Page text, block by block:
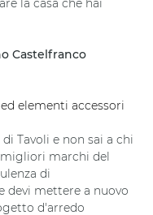
la casa che hai
Castelfranco
elementi accessori
Tavoli e non sai a chi
marchi del
di
devi mettere a nuovo
d'arredo